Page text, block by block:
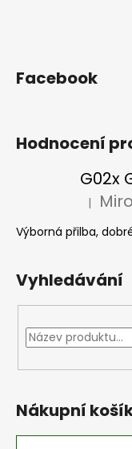
Facebook
Hodnocení
|
Výborná přilba,
Vyhledávání
Nákupní